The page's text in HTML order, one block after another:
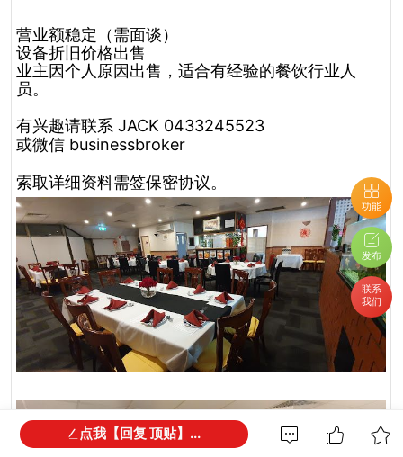
功能
发布
联系
我们
营业额稳定（需面谈）
设备折旧价格出售
业主因个人原因出售，适合有经验的餐饮行业人
员。
有兴趣请联系 JACK 0433245523
或微信 businessbroker
索取详细资料需签保密协议。
点我【回复 顶贴】...